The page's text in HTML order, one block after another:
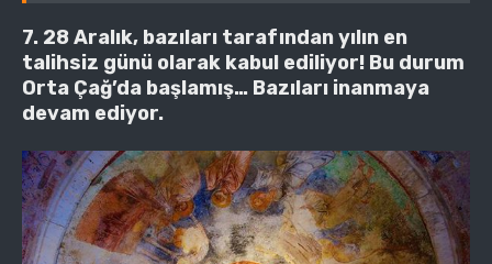
7. 28 Aralık, bazıları tarafından yılın en
talihsiz günü olarak kabul ediliyor! Bu durum
Orta Çağ’da başlamış… Bazıları inanmaya
devam ediyor.